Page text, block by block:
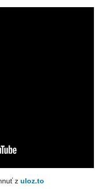
z uloz.to